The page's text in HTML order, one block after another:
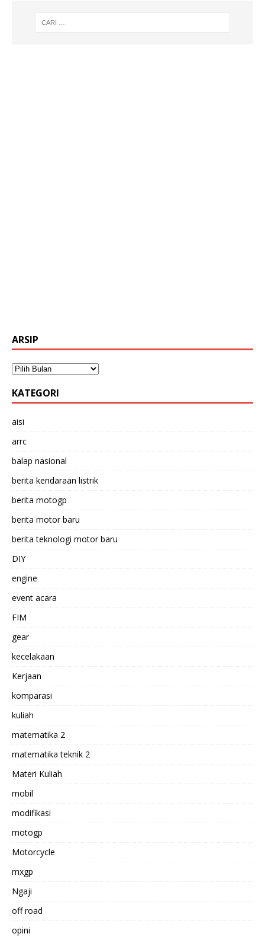
ARSIP
KATEGORI
aisi
arrc
balap nasional
berita kendaraan listrik
berita motogp
berita motor baru
berita teknologi motor baru
DIY
engine
event acara
FIM
gear
kecelakaan
Kerjaan
komparasi
kuliah
matematika 2
matematika teknik 2
Materi Kuliah
mobil
modifikasi
motogp
Motorcycle
mxgp
Ngaji
off road
opini